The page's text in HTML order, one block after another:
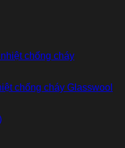
chống cháy Glasswool